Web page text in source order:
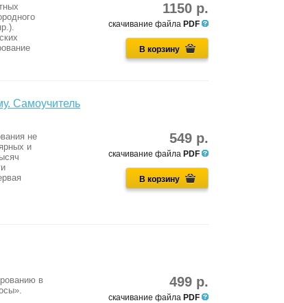
1150 р.
скачивание файла PDF
В корзину
Самоучитель
549 р.
скачивание файла PDF
В корзину
не
и
499 р.
скачивание файла PDF
в